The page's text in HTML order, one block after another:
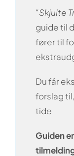
“Skjulte
guide til
fører til
Du får
forslag
tide
Guiden